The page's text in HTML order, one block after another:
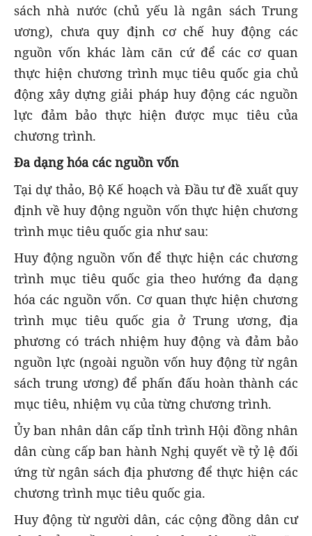
sách nhà nước (chủ yếu là ngân sách Trung
ương), chưa quy định cơ chế huy động các
nguồn vốn khác làm căn cứ để các cơ quan
thực hiện chương trình mục tiêu quốc gia chủ
động xây dựng giải pháp huy động các nguồn
lực đảm bảo thực hiện được mục tiêu của
chương trình.
Đa dạng hóa các nguồn vốn
Tại dự thảo, Bộ Kế hoạch và Đầu tư đề xuất quy
định về huy động nguồn vốn thực hiện chương
trình mục tiêu quốc gia như sau:
Huy động nguồn vốn để thực hiện các chương
trình mục tiêu quốc gia theo hướng đa dạng
hóa các nguồn vốn. Cơ quan thực hiện chương
trình mục tiêu quốc gia ở Trung ương, địa
phương có trách nhiệm huy động và đảm bảo
nguồn lực (ngoài nguồn vốn huy động từ ngân
sách trung ương) để phấn đấu hoàn thành các
mục tiêu, nhiệm vụ của từng chương trình.
Ủy ban nhân dân cấp tỉnh trình Hội đồng nhân
dân cùng cấp ban hành Nghị quyết về tỷ lệ đối
ứng từ ngân sách địa phương để thực hiện các
chương trình mục tiêu quốc gia.
Huy động từ người dân, các cộng đồng dân cư